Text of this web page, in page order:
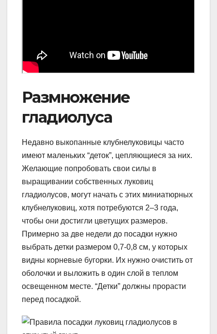
Размножение
гладиолуса
Недавно выкопанные клубнелуковицы часто
имеют маленьких “деток”, цепляющиеся за них.
Желающие попробовать свои силы в
выращивании собственных луковиц
гладиолусов, могут начать с этих миниатюрных
клубнелуковиц, хотя потребуются 2–3 года,
чтобы они достигли цветущих размеров.
Примерно за две недели до посадки нужно
выбрать детки размером 0,7-0,8 см, у которых
видны корневые бугорки. Их нужно очистить от
оболочки и выложить в один слой в теплом
освещенном месте. “Детки” должны прорасти
перед посадкой.